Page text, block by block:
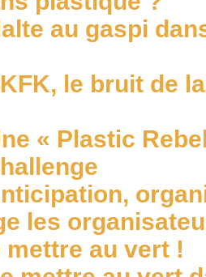
au gaspi
le bruit de
« Plastic
les
au vert !